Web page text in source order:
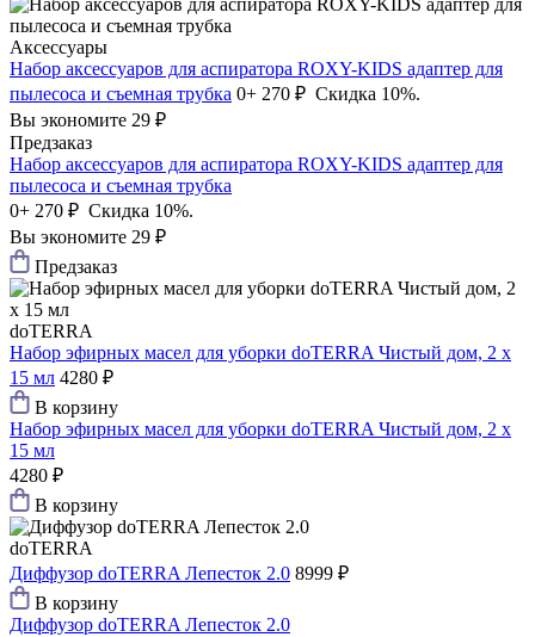
Аксессуары
Набор аксессуаров для аспиратора ROXY-KIDS адаптер для
пылесоса и съемная трубка 0+ 270 ₽ Скидка 10%.
Вы экономите 29 ₽
Предзаказ
Набор аксессуаров для аспиратора ROXY-KIDS адаптер для
пылесоса и съемная трубка
0+ 270 ₽ Скидка 10%.
Вы экономите 29 ₽
Предзаказ
doTERRA
Набор эфирных масел для уборки doTERRA Чистый дом, 2 x
15 мл 4280 ₽
В корзину
Набор эфирных масел для уборки doTERRA Чистый дом, 2 x
15 мл
4280 ₽
В корзину
doTERRA
Диффузор doTERRA Лепесток 2.0 8999 ₽
В корзину
Диффузор doTERRA Лепесток 2.0